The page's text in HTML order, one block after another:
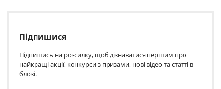
Підпишися
Підпишись на розсилку, щоб дізнаватися першим про
найкращі акції, конкурси з призами, нові відео та статті в
блозі.